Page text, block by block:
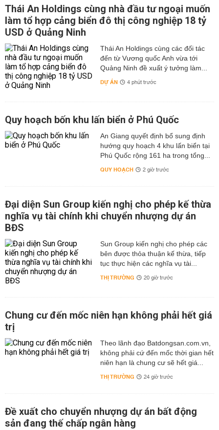
Thái An Holdings cùng nhà đầu tư ngoại muốn
làm tổ hợp cảng biển đô thị công nghiệp 18 tỷ
USD ở Quảng Ninh
Thái An Holdings cùng các đối tác
đến từ Vương quốc Anh vừa tới
Quảng Ninh đề xuất ý tưởng làm...
DỰ ÁN 4 phút trước
Quy hoạch bốn khu lấn biển ở Phú Quốc
An Giang quyết định bổ sung định
hướng quy hoạch 4 khu lấn biển tại
Phú Quốc rộng 161 ha trong tổng...
QUY HOẠCH 2 giờ trước
Đại diện Sun Group kiến nghị cho phép kế thừa
nghĩa vụ tài chính khi chuyển nhượng dự án
BĐS
Sun Group kiến nghị cho phép các
bên được thỏa thuận kế thừa, tiếp
tục thực hiện các nghĩa vụ tài...
THỊ TRƯỜNG 20 giờ trước
Chung cư đến mốc niên hạn không phải hết giá
trị
Theo lãnh đạo Batdongsan.com.vn,
không phải cứ đến mốc thời gian hết
niên hạn là chung cư sẽ hết giá...
THỊ TRƯỜNG 24 giờ trước
Đề xuất cho chuyển nhượng dự án bất động
sản đang thế chấp ngân hàng